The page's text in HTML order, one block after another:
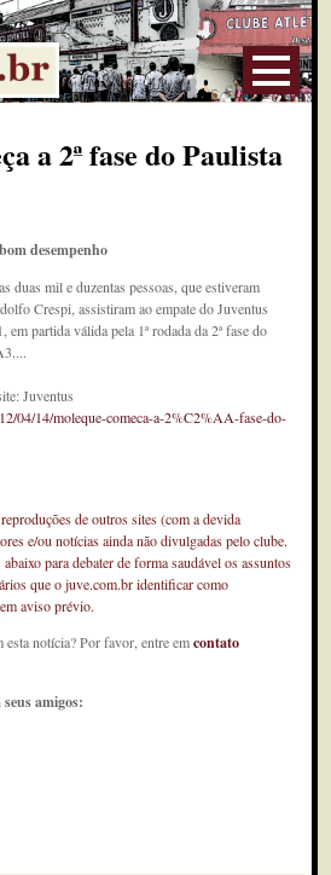
a 2ª fase do Paulista
desempenho
duas mil e duzentas pessoas, que estiveram
Crespi, assistiram ao empate do Juventus
partida válida pela 1ª rodada da 2ª fase do
Juventus
04/14/moleque-comeca-a-2%C2%AA-fase-do-
de outros sites (com a devida
e/ou notícias ainda não divulgadas pelo clube.
para debater de forma saudável os assuntos
que o juve.com.br identificar como
aviso prévio.
esta notícia? Por favor, entre emcontato
amigos: